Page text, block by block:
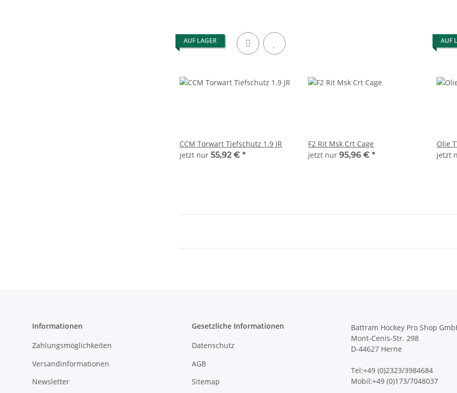
AUF LAGER
CCM Torwart Tiefschutz 1.9 JR
jetzt nur 55,92 € *
F2 Rit Msk Crt Cage
jetzt nur 95,96 € *
AUF
Olie
jetzt
Informationen
Zahlungsmöglichkeiten
Versandinformationen
Newsletter
Gesetzliche Informationen
Datenschutz
AGB
Sitemap
Battram Hockey Pro Shop
Mont-Cenis-Str. 298
D-44627 Herne
Tel:+49 (0)2323/3984684
Mobil:+49 (0)173/7048037